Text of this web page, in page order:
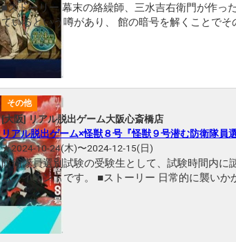
■ストーリー 幕末の絡繰師、三水吉右衛門が作っ
ているという噂があり、 館の暗号を解くことでそのありかが示
その他
[大阪] リアル脱出ゲーム大阪心斎橋店
リアル脱出ゲーム×怪獣８号『怪獣９号潜む防衛隊員
★2024-10-24(木)〜2024-12-15(日)
防衛隊員選別試験の受験生として、試験時間内
ム・イベントです。 ■ストーリー 日常的に襲いかかってくる怪獣の討伐を行う 「日本防衛隊」への入隊